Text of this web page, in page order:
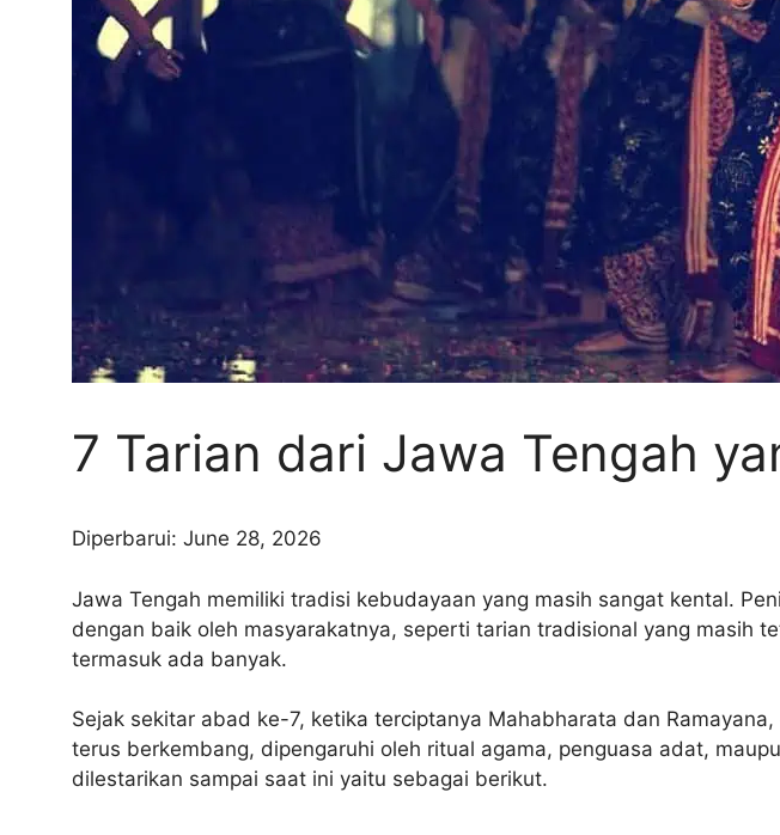
7 Tarian dari Jawa Tengah
Diperbarui: June 28, 2026
Jawa Tengah memiliki tradisi kebudayaan yang masih sangat kental.
dengan baik oleh masyarakatnya, seperti tarian tradisional yang masih
termasuk ada banyak.
Sejak sekitar abad ke-7, ketika terciptanya Mahabharata dan
terus berkembang, dipengaruhi oleh ritual agama, penguasa adat,
dilestarikan sampai saat ini yaitu sebagai berikut.